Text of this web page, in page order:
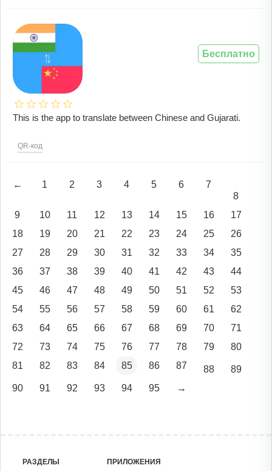
This is the app to translate between Chinese and Gujarati.
QR-код
Бесплатно
← 1 2 3 4 5 6
7
8
9
10 11 12 13 14 15 16
17
18
19 20 21 22 23 24 25
26
27
28 29 30 31 32 33 34
35
36
37 38 39 40 41 42 43
44
45
46 47 48 49 50 51 52
53
54
55 56 57 58 59 60 61
62
63
64 65 66 67 68 69 70
71
72
73 74 75 76 77 78 79
80
81
82 83 84 85 86 87 88
89
90
91 92 93 94 95 →
РАЗДЕЛЫ ПРИЛОЖЕНИЯ